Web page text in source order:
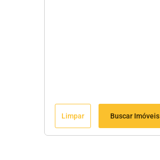
Limpar Buscar Imóveis